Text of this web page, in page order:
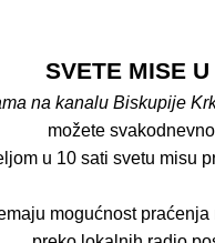
SVETE MISE
a na kanalu Biskupije
možete
u 10 sati svetu misu
mogućnost